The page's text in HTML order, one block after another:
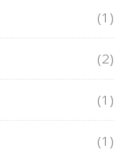
(1)
(2)
(1)
(1)